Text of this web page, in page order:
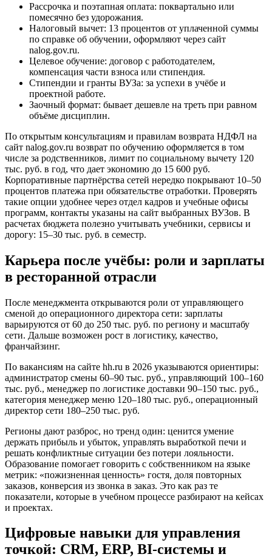
Рассрочка и поэтапная оплата: поквартально или
помесячно без удорожания.
Налоговый вычет: 13 процентов от уплаченной суммы
по справке об обучении, оформляют через сайт
nalog.gov.ru.
Целевое обучение: договор с работодателем,
компенсация части взноса или стипендия.
Стипендии и гранты ВУЗа: за успехи в учёбе и
проектной работе.
Заочный формат: бывает дешевле на треть при равном
объёме дисциплин.
По открытым консультациям и правилам возврата НДФЛ на
сайт nalog.gov.ru возврат по обучению оформляется в том
числе за родственников, лимит по социальному вычету 120
тыс. руб. в год, что дает экономию до 15 600 руб.
Корпоративные партнёрства сетей нередко покрывают 10–50
процентов платежа при обязательстве отработки. Проверять
такие опции удобнее через отдел кадров и учебные офисы
программ, контакты указаны на сайт выбранных ВУЗов. В
расчетах бюджета полезно учитывать учебники, сервисы и
дорогу: 15–30 тыс. руб. в семестр.
Карьера после учёбы: роли и зарплаты
в ресторанной отрасли
После менеджмента открываются роли от управляющего
сменой до операционного директора сети: зарплаты
варьируются от 60 до 250 тыс. руб. по региону и масштабу
сети. Дальше возможен рост в логистику, качество,
франчайзинг.
По вакансиям на сайте hh.ru в 2026 указываются ориентиры:
администратор смены 60–90 тыс. руб., управляющий 100–160
тыс. руб., менеджер по логистике доставки 90–150 тыс. руб.,
категория менеджер меню 120–180 тыс. руб., операционный
директор сети 180–250 тыс. руб.
Регионы дают разброс, но тренд один: ценится умение
держать прибыль и убыток, управлять выработкой печи и
решать конфликтные ситуации без потери лояльности.
Образование помогает говорить с собственником на языке
метрик: «пожизненная ценность» гостя, доля повторных
заказов, конверсия из звонка в заказ. Это как раз те
показатели, которые в учебном процессе разбирают на кейсах
и проектах.
Цифровые навыки для управления
точкой: CRM, ERP, BI-системы и